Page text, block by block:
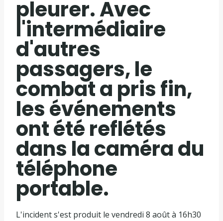
pleurer. Avec
l'intermédiaire
d'autres
passagers, le
combat a pris fin,
les événements
ont été reflétés
dans la caméra du
téléphone
portable.
L'incident s'est produit le vendredi 8 août à 16h30